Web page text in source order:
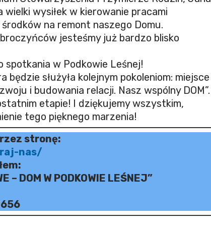
wysiłek w kierowanie pracami
na remont naszego Domu.
jesteśmy już bardzo blisko
spotkania w Podkowie Leśnej!
służyła kolejnym pokoleniom: miejsce
i budowania relacji. Nasz wspólny DOM”.
etapie! I dziękujemy wszystkim,
tego pięknego marzenia!
stronę:
nas/
– DOM W PODKOWIE LEŚNEJ”